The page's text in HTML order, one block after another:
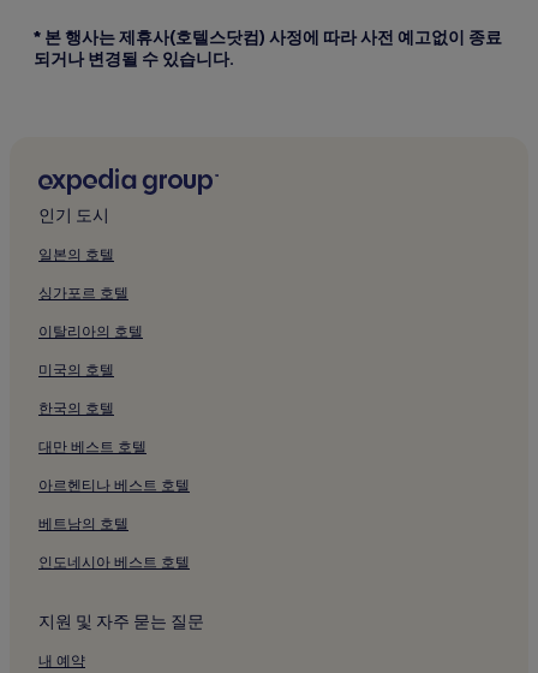
리
사
진
대
한
보
를
요.
함
* 본 행사는 제휴사(호텔스닷컴) 사정에 따라 사전 예고없이 종료
되거나 변경될 수 있습니다.
인기 도시
일본의 호텔
싱가포르 호텔
이탈리아의 호텔
미국의 호텔
한국의 호텔
대만 베스트 호텔
아르헨티나 베스트 호텔
베트남의 호텔
인도네시아 베스트 호텔
지원 및 자주 묻는 질문
내 예약